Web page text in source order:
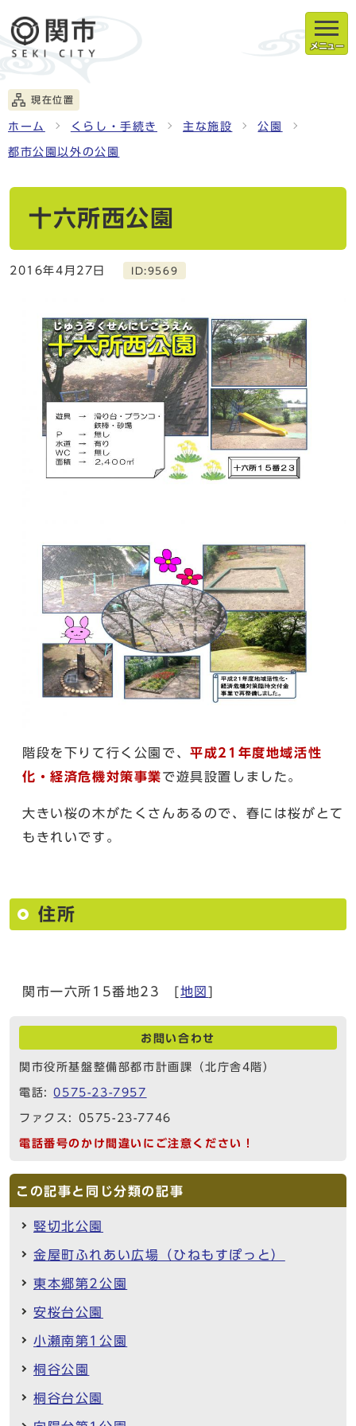
メニュー
現在位置
ホーム くらし・手続き 主な施設 公園
都市公園以外の公園
十六所西公園
2016年4月27日 ID:9569
階段を下りて行く公園で、平成21年度地域活性
化・経済危機対策事業で遊具設置しました。
大きい桜の木がたくさんあるので、春には桜がとて
もきれいです。
住所
関市一六所15番地23 [地図]
お問い合わせ
関市役所基盤整備部都市計画課（北庁舎4階）
電話:0575-23-7957
ファクス: 0575-23-7746
電話番号のかけ間違いにご注意ください！
この記事と同じ分類の記事
竪切北公園
金屋町ふれあい広場（ひねもすぽっと）
東本郷第2公園
安桜台公園
小瀬南第1公園
桐谷公園
桐谷台公園